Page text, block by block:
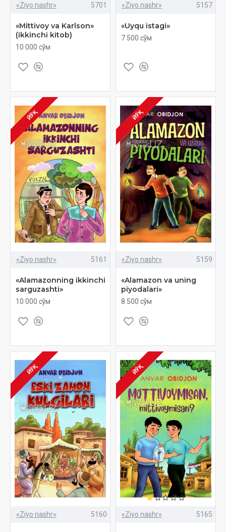
«Ziyo nashr» 5701
«Mittivoy va Karlson»
(ikkinchi kitob)
10 000 сўм
«Ziyo nashr» 5157
«Uyqu istagi»
7 500 сўм
ЙЎҚ
«Ziyo nashr» 5161
«Alamazonning ikkinchi
sarguzashti»
10 000 сўм
ЙЎҚ
«Ziyo nashr» 5159
«Alamazon va uning
piyodalari»
8 500 сўм
ЙЎҚ
«Ziyo nashr» 5160
ЙЎҚ
«Ziyo nashr» 5165